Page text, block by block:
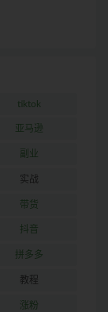
tiktok
亚马逊
副业
实战
带货
抖音
拼多多
教程
涨粉